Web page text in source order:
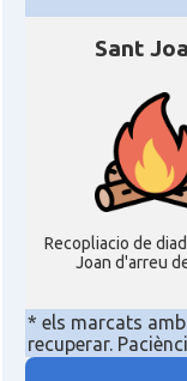
Sant
Recopliacio de
Joan d'arreu
* els marcats
recuperar.